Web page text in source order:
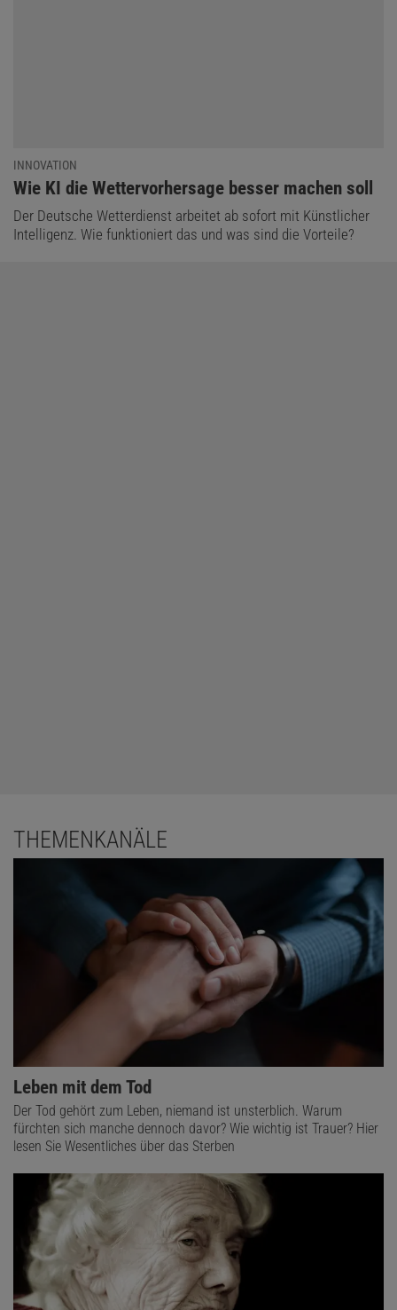
INNOVATION
:
Wie KI die Wettervorhersage besser machen soll
Der Deutsche Wetterdienst arbeitet ab sofort mit Künstlicher
Intelligenz. Wie funktioniert das und was sind die Vorteile?
THEMENKANÄLE
Leben mit dem Tod
Der Tod gehört zum Leben, niemand ist unsterblich. Warum
fürchten sich manche dennoch davor? Wie wichtig ist Trauer? Hier
lesen Sie Wesentliches über das Sterben